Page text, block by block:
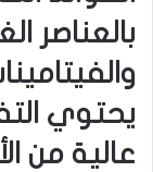
بالعناصر
يحتوي
عالية من